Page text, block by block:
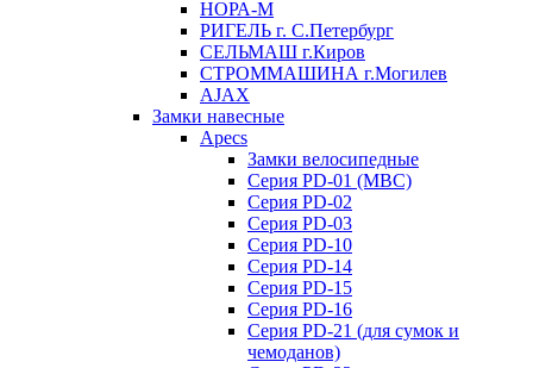
НОРА-М
РИГЕЛЬ г. С.Петербург
СЕЛЬМАШ г.Киров
СТРОММАШИНА г.Могилев
AJAX
Замки навесные
Apecs
Замки велосипедные
Серия PD-01 (МВС)
Серия PD-02
Серия PD-03
Серия PD-10
Серия PD-14
Серия PD-15
Серия PD-16
Серия PD-21 (для сумок и
чемоданов)